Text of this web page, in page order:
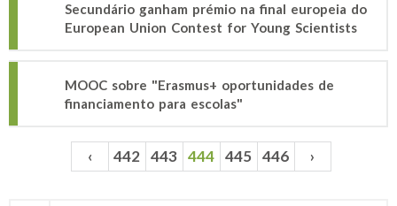
Secundário ganham prémio na final europeia do
European Union Contest for Young Scientists
MOOC sobre "Erasmus+ oportunidades de
financiamento para escolas"
Páginas ‹ 442 443 444 445 446 ›